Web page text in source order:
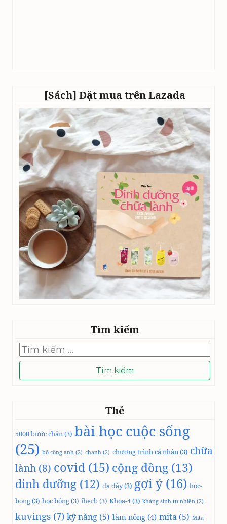
[Sách] Đặt mua trên Lazada
Tìm kiếm
Tìm
kiếm
cho:
Thẻ
5000 bước chân(3) bài học cuộc sống
(25) bồ công anh (2) chanh (2) chương trình cá nhân(3) chữa
lành (8) covid (15) cộng đồng (13)
dinh dưỡng (12) dạ dày(3) gợi ý (16) hoc-
bong(3) học bổng(3) iherb(3) Khoa-4(3) kháng sinh tự nhiên (2)
kuvings (7) kỹ năng (5) làm nông (4) mita (5) Mita